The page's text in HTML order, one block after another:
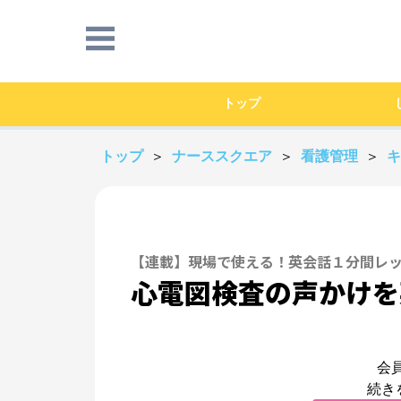
トップ
トップ ＞ ナーススクエア ＞ 看護管理 ＞
【連載】現場で使える！英会話１分間レ
心電図検査の声かけ
会
続き